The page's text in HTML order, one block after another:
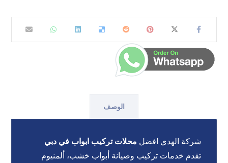
الوصف
شركة الهدي افضل محلات تركيب ابواب في دبي
تقدم خدمات تركيب وصيانة أبواب خشب، ألمنيوم